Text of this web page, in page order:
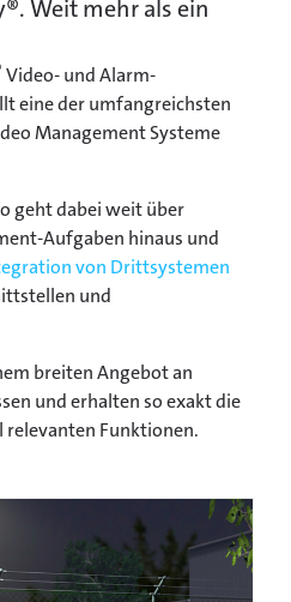
Weit mehr als ein
Video- und Alarm-
eine der umfangreichsten
Management Systeme
geht dabei weit über
Aufgaben hinaus und
von Drittsystemen
und
breiten Angebot an
und erhalten so exakt die
Funktionen.